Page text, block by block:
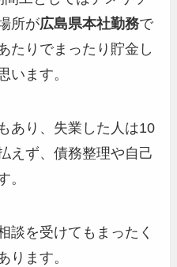
所が広島県本社勤務で
たりでまったり貯金し
います。
あり、失業した人は10
えず、債務整理や自己
。
談を受けてもまったく
ります。